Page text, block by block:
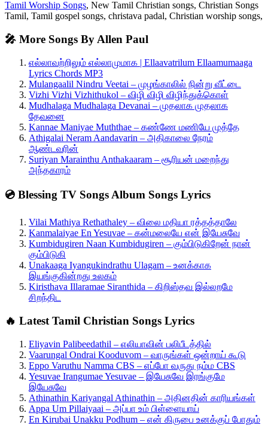
Tamil Worship Songs, New Tamil Christian songs, Christian Songs
Tamil, Tamil gospel songs, christava padal, Christian worship songs,
🎤 More Songs By Allen Paul
எல்லாவற்றிலும் எல்லாமுமாக | Ellaavatrilum Ellaamumaaga
Lyrics Chords MP3
Mulangaalil Nindru Veetai – முழங்காலில் நின்று வீட்டை
Vizhi Vizhi Vizhithukol – விழி விழி விழிந்துக்கொள்
Mudhalaga Mudhalaga Devanai – முதலாக முதலாக
தேவனை
Kannae Maniyae Muththae – கண்ணே மணியே முத்தே
Athigalai Neram Aandavarin – அதிகாலை நேரம்
ஆண்டவரின்
Suriyan Marainthu Anthakaaram – சூரியன் மறைந்து
அந்தகாரம்
💿 Blessing TV Songs Album Songs Lyrics
Vilai Mathiya Rethathaley – விலை மதியா ரத்தத்தாலே
Kanmalaiyae En Yesuvae – கன்மலையே என் இயேசுவே
Kumbidugiren Naan Kumbidugiren – கும்பிடுகிறேன் நான்
கும்பிடுகி
Unakaaga Iyangukindrathu Ulagam – உனக்காக
இயங்குகின்றது உலகம்
Kiristhava Illaramae Siranthida – கிறிஸ்தவ இல்லறமே
சிறந்திட
🔥 Latest Tamil Christian Songs Lyrics
Eliyavin Palibeedathil – எலியாவின் பலிபீடத்தில்
Vaarungal Ondrai Kooduvom – வாருங்கள் ஒன்றாய் கூடு
Eppo Varuthu Namma CBS – எப்போ வருது நம்ம CBS
Yesuvae Irangumae Yesuvae – இயேசுவே இரங்குமே
இயேசுவே
Athinathin Kariyangal Athinathin – அதினதின் காரியங்கள்
Appa Um Pillaiyaai – அப்பா உம் பிள்ளையாய்
En Kirubai Unakku Podhum – என் கிருபை உனக்குப் போதும்